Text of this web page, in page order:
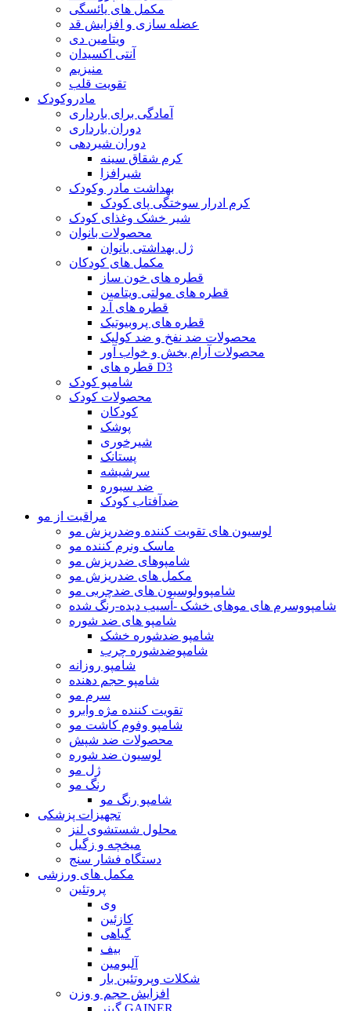
مکمل های یائسگی
عضله سازی و افزایش قد
ویتامین دی
آنتی اکسیدان
منیزیم
تقویت قلب
مادروکودک
آمادگی برای بارداری
دوران بارداری
دوران شیردهی
کرم شقاق سینه
شیرافزا
بهداشت مادر وکودک
کرم ادرار سوختگی پای کودک
شیر خشک وغذای کودک
محصولات بانوان
ژل بهداشتی بانوان
مکمل های کودکان
قطره های خون ساز
قطره های مولتی ویتامین
قطره های آ.د
قطره های پروبیوتیک
محصولات ضد نفخ و ضد کولیک
محصولات آرام بخش و خواب آور
قطره های D3
شامپو کودک
محصولات کودک
کودکان
پوشک
شیرخوری
پستانک
سرشیشه
ضد سبوره
ضدآفتاب کودک
مراقبت از مو
لوسیون های تقویت کننده وضدریزش مو
ماسک ونرم کننده مو
شامپوهای ضدریزش مو
مکمل های ضدریزش مو
شامپوولوسیون های ضدچربی مو
شامپووسرم های موهای خشک -آسیب دیده-رنگ شده
شامپو های ضد شوره
شامپو ضدشوره خشک
شامپوضدشوره چرب
شامپو روزانه
شامپو حجم دهنده
سرم مو
تقویت کننده مژه وابرو
شامپو وفوم کاشت مو
محصولات ضد شپش
لوسیون ضد شوره
ژل مو
رنگ مو
شامپو رنگ مو
تجهیزات پزشکی
محلول شستشوی لنز
میخچه و زگیل
دستگاه فشار سنج
مکمل های ورزشی
پروتئین
وی
کازئین
گیاهی
بیف
آلبومین
شکلات وپروتئین بار
افزایش حجم و وزن